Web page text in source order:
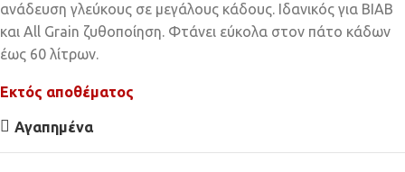
ανάδευση γλεύκους σε μεγάλους κάδους. Ιδανικός για BIAB
και All Grain ζυθοποίηση. Φτάνει εύκολα στον πάτο κάδων
έως 60 λίτρων.
Εκτός αποθέματος
Αγαπημένα